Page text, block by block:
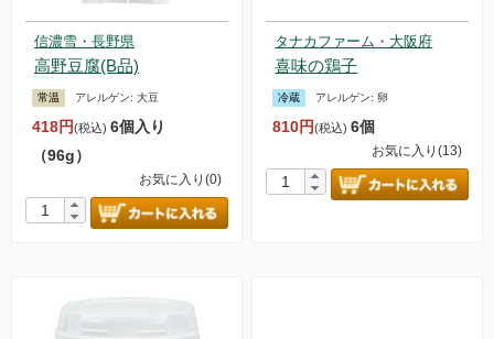
信濃雪・長野県
高野豆腐(B品)
常温 アレルゲン: 大豆
418円(税込) 6個入り
（96g）
お気に入り(0)
タナカファーム・大阪府
喜味の鶏子
冷蔵 アレルゲン:卵
810円(税込)6個
お気に入り(13)